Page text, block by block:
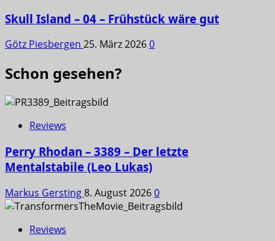
Skull Island – 04 – Frühstück wäre gut
Götz Piesbergen 25. März 20260
Schon gesehen?
Reviews
Perry Rhodan – 3389 – Der letzte
Mentalstabile (Leo Lukas)
Markus Gersting8. August 20260
Reviews